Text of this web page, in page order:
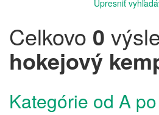
Upresniť
Celkovo 0
hokejový
Kategórie od A